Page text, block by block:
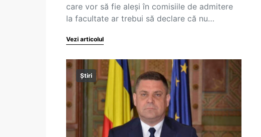
care vor să fie aleși în comisiile de admitere
la facultate ar trebui să declare că nu…
Vezi articolul
Știri